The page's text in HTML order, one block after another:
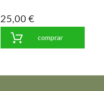
25,00 €
comprar